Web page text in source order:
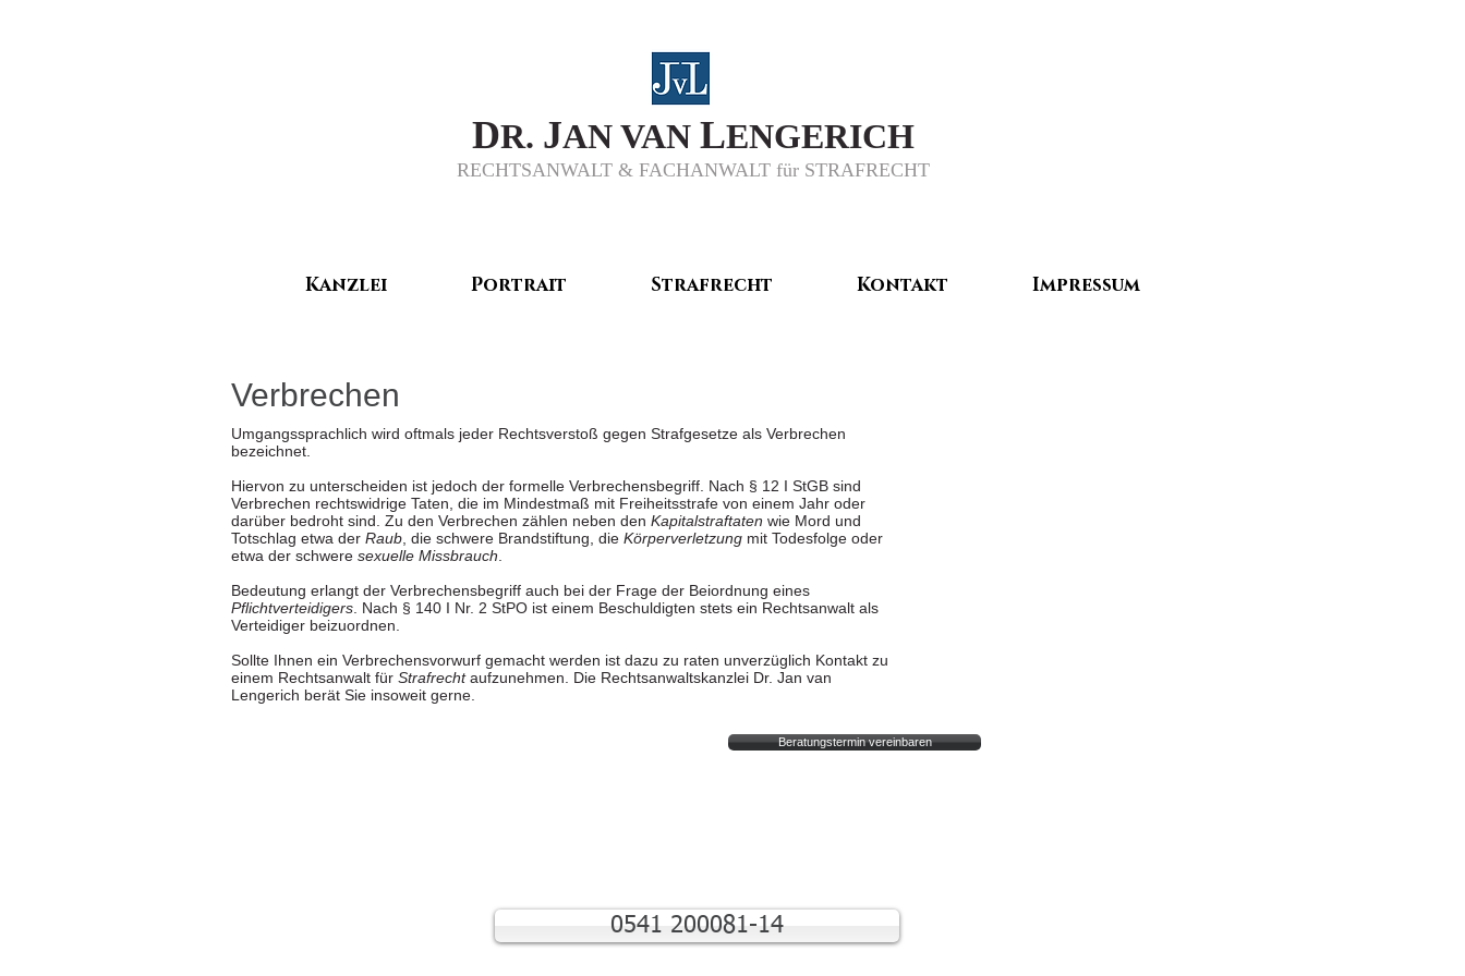
DR. JAN VAN LENGERICH
RECHTSANWALT & FACHANWALT für STRAFRECHT
Kanzlei Portrait Strafrecht Kontakt Impressum
Verbrechen
Umgangssprachlich wird oftmals jeder Rechtsverstoß gegen Strafgesetze als Verbrechen
bezeichnet.
Hiervon zu unterscheiden ist jedoch der formelle Verbrechensbegriff. Nach § 12 I StGB sind
Verbrechen rechtswidrige Taten, die im Mindestmaß mit Freiheitsstrafe von einem Jahr oder
darüber bedroht sind. Zu den Verbrechen zählen neben den Kapitalstraftaten wie Mord und
Totschlag etwa der Raub , die schwere Brandstiftung, die Körperverletzung mit Todesfolge oder
etwa der schwere sexuelle Missbrauch
Bedeutung erlangt der Verbrechensbegriff auch bei der Frage der Beiordnung eines
Pflichtverteidigers . Nach § 140 I Nr. 2 StPO ist einem Beschuldigten stets ein Rechtsanwalt als
Verteidiger beizuordnen.
Sollte Ihnen ein Verbrechensvorwurf gemacht werden ist dazu zu raten unverzüglich Kontakt zu
einem Rechtsanwalt für Strafrechtaufzunehmen. Die Rechtsanwaltskanzlei Dr. Jan van
Lengerich berät Sie insoweit gerne.
Beratungstermin vereinbaren
0541 200081-14